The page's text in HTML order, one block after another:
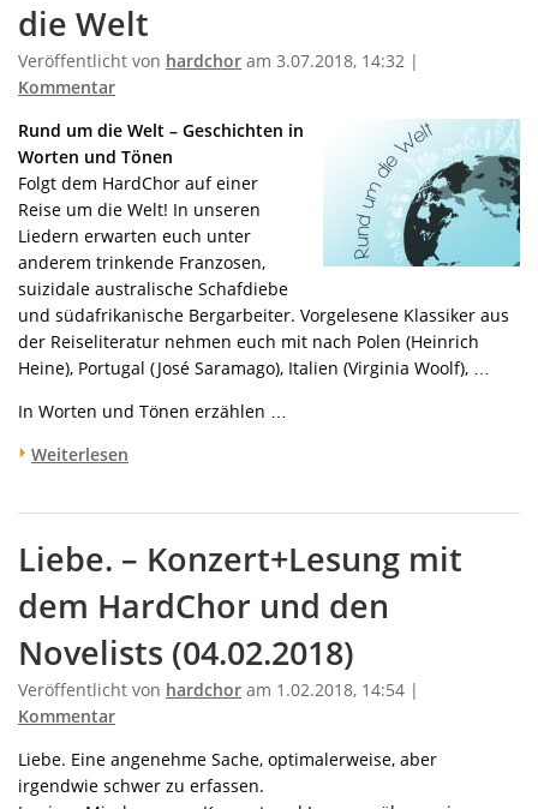
die Welt
Veröffentlicht von hardchor am 3.07.2018, 14:32 |
Kommentar
Rund um die Welt – Geschichten in
Worten und Tönen
Folgt dem HardChor auf einer
Reise um die Welt! In unseren
Liedern erwarten euch unter
anderem trinkende Franzosen,
suizidale australische Schafdiebe
und südafrikanische Bergarbeiter. Vorgelesene Klassiker aus
der Reiseliteratur nehmen euch mit nach Polen (Heinrich
Heine), Portugal (José Saramago), Italien (Virginia Woolf), …
In Worten und Tönen erzählen …
Weiterlesen
Liebe. – Konzert+Lesung mit
dem HardChor und den
Novelists (04.02.2018)
Veröffentlicht von hardchor am 1.02.2018, 14:54 |
Kommentar
Liebe. Eine angenehme Sache, optimalerweise, aber
irgendwie schwer zu erfassen.